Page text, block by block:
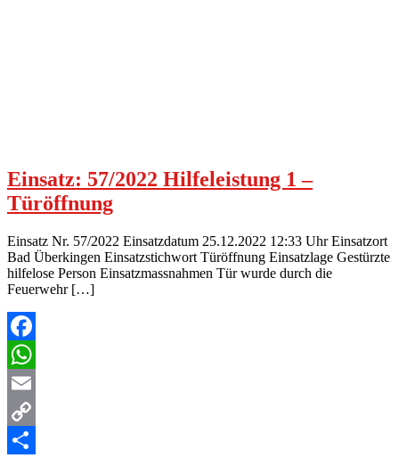
Einsatz: 57/2022 Hilfeleistung 1 –
Türöffnung
Einsatz Nr. 57/2022 Einsatzdatum 25.12.2022 12:33 Uhr Einsatzort
Bad Überkingen Einsatzstichwort Türöffnung Einsatzlage Gestürzte
hilfelose Person Einsatzmassnahmen Tür wurde durch die
Feuerwehr […]
Facebook
WhatsApp
Email
Copy